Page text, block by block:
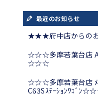
最近のお知らせ
★★★府中店からの
☆☆☆多摩若葉台店
☆☆☆
☆☆☆多摩若葉台店 ﾒ
C63Sｽﾃｰｼｮﾝﾜｺﾞﾝ